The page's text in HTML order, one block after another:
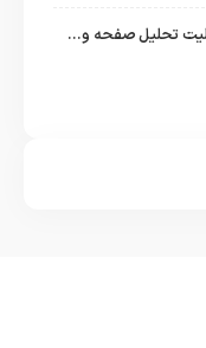
نسخه مک گوگل Gemini با قابلیت تحلیل صفحه و دستورات صوتی در به‌روزرسانی جدید